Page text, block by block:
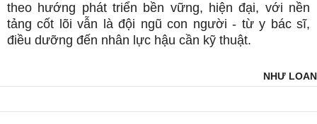
theo hướng phát triển bền vững, hiện đại, với nền
tảng cốt lõi vẫn là đội ngũ con người - từ y bác sĩ,
điều dưỡng đến nhân lực hậu cần kỹ thuật.
NHƯ LOAN